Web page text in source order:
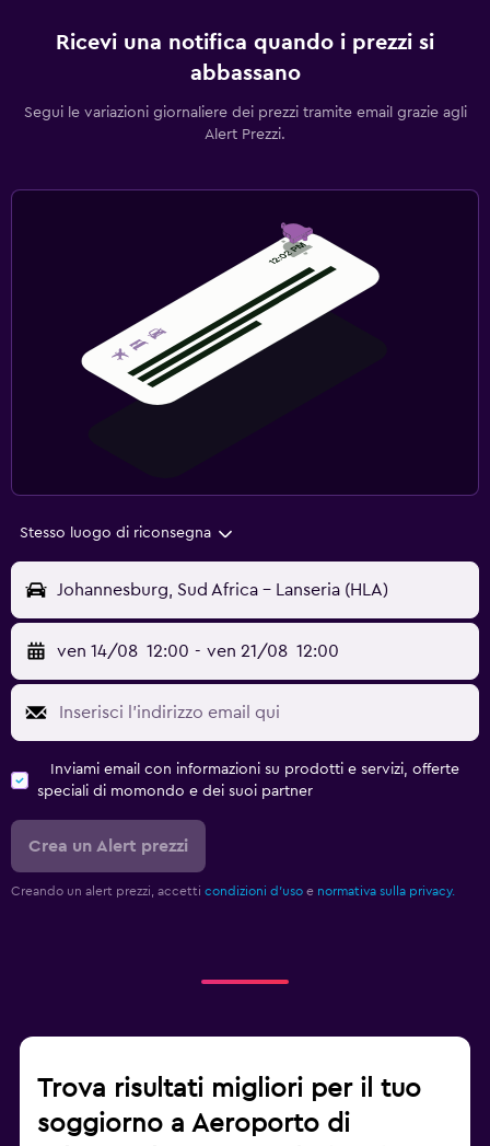
Ricevi una notifica quando i prezzi si
abbassano
Segui le variazioni giornaliere dei prezzi tramite email grazie agli
Alert Prezzi.
Stesso luogo di riconsegna
Johannesburg, Sud Africa - Lanseria (HLA)
ven 14/08 12:00 - ven 21/08 12:00
Inviami email con informazioni su prodotti e servizi, offerte
speciali di momondo e dei suoi partner
Crea un Alert prezzi
Creando un alert prezzi, accetti condizioni d'uso e normativa sulla privacy.
Trova risultati migliori per il tuo
soggiorno a Aeroporto di